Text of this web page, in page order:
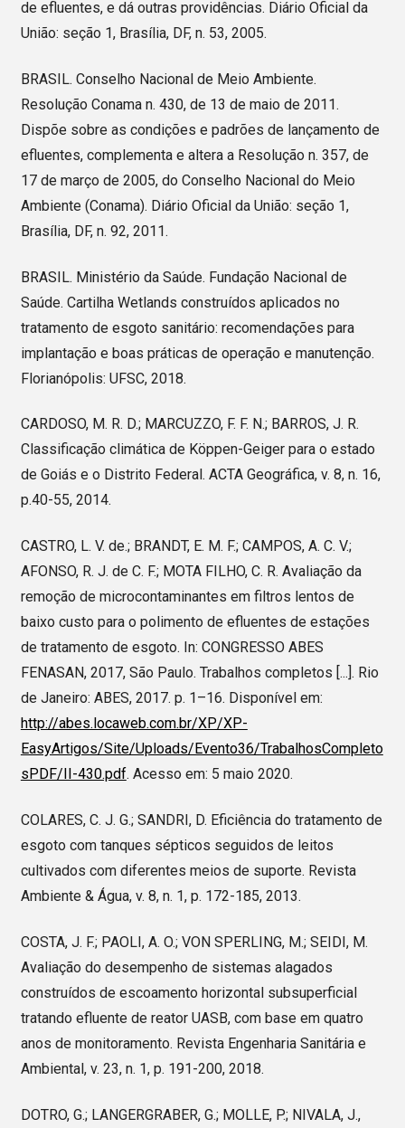
de efluentes, e dá outras providências. Diário Oficial da
União: seção 1, Brasília, DF, n. 53, 2005.
BRASIL. Conselho Nacional de Meio Ambiente.
Resolução Conama n. 430, de 13 de maio de 2011.
Dispõe sobre as condições e padrões de lançamento de
efluentes, complementa e altera a Resolução n. 357, de
17 de março de 2005, do Conselho Nacional do Meio
Ambiente (Conama). Diário Oficial da União: seção 1,
Brasília, DF, n. 92, 2011.
BRASIL. Ministério da Saúde. Fundação Nacional de
Saúde. Cartilha Wetlands construídos aplicados no
tratamento de esgoto sanitário: recomendações para
implantação e boas práticas de operação e manutenção.
Florianópolis: UFSC, 2018.
CARDOSO, M. R. D.; MARCUZZO, F. F. N.; BARROS, J. R.
Classificação climática de Köppen-Geiger para o estado
de Goiás e o Distrito Federal. ACTA Geográfica, v. 8, n. 16,
p.40-55, 2014.
CASTRO, L. V. de.; BRANDT, E. M. F.; CAMPOS, A. C. V.;
AFONSO, R. J. de C. F.; MOTA FILHO, C. R. Avaliação da
remoção de microcontaminantes em filtros lentos de
baixo custo para o polimento de efluentes de estações
de tratamento de esgoto. In: CONGRESSO ABES
FENASAN, 2017, São Paulo. Trabalhos completos [...]. Rio
de Janeiro: ABES, 2017. p. 1–16. Disponível em:
http://abes.locaweb.com.br/XP/XP-
EasyArtigos/Site/Uploads/Evento36/TrabalhosCompleto
sPDF/II-430.pdf. Acesso em: 5 maio 2020.
COLARES, C. J. G.; SANDRI, D. Eficiência do tratamento de
esgoto com tanques sépticos seguidos de leitos
cultivados com diferentes meios de suporte. Revista
Ambiente & Água, v. 8, n. 1, p. 172-185, 2013.
COSTA, J. F.; PAOLI, A. O.; VON SPERLING, M.; SEIDI, M.
Avaliação do desempenho de sistemas alagados
construídos de escoamento horizontal subsuperficial
tratando efluente de reator UASB, com base em quatro
anos de monitoramento. Revista Engenharia Sanitária e
Ambiental, v. 23, n. 1, p. 191-200, 2018.
DOTRO, G.; LANGERGRABER, G.; MOLLE, P.; NIVALA, J.,